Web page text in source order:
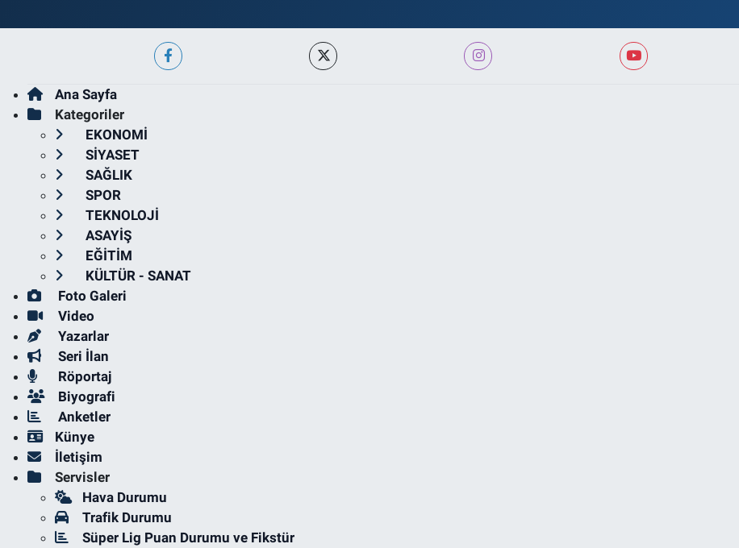
Ana Sayfa
Kategoriler
EKONOMİ
SİYASET
SAĞLIK
SPOR
TEKNOLOJİ
ASAYİŞ
EĞİTİM
KÜLTÜR - SANAT
Foto Galeri
Video
Yazarlar
Seri İlan
Röportaj
Biyografi
Anketler
Künye
İletişim
Servisler
Hava Durumu
Trafik Durumu
Süper Lig Puan Durumu ve Fikstür